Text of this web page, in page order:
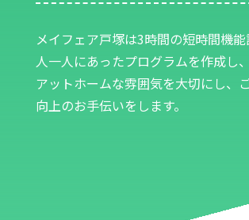
メイフェア戸塚は3時間の短時間機
人一人にあったプログラムを作成し
アットホームな雰囲気を大切にし、
向上のお手伝いをします。